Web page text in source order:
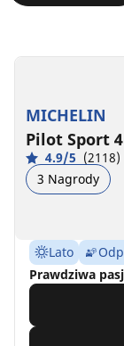
MICHELIN
Pilot Sport 4
4.9/5 (2118)
3 Nagrody
Lato
Prawdziwa